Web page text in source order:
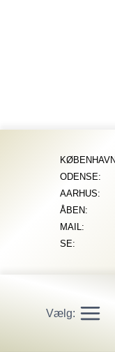
ODENSE:
AARHUS:
ÅBEN:
MAIL:
SE:
Vælg: